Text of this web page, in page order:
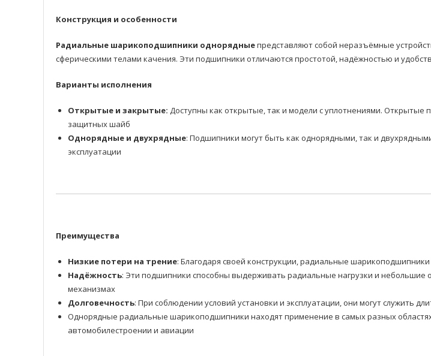
Конструкция и особенности
Радиальные шарикоподшипники однорядныепредставляют собой неразъёмные
сферическими телами качения. Эти подшипники отличаются простотой, надёжностью и
Варианты исполнения
Открытые и закрытые: Доступны как открытые, так и модели с уплотнениями. Открытые
защитных шайб
Однорядные и двухрядные: Подшипники могут быть как однорядными, так и
эксплуатации
Преимущества
Низкие потери на трение: Благодаря своей конструкции, радиальные
Надёжность: Эти подшипники способны выдерживать радиальные нагрузки и небольшие
механизмах
Долговечность: При соблюдении условий установки и эксплуатации, они могут служить
Однорядные радиальные шарикоподшипники находят применение в самых разных
автомобилестроении и авиации